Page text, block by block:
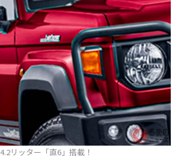
4.2リッター「直6」搭載！